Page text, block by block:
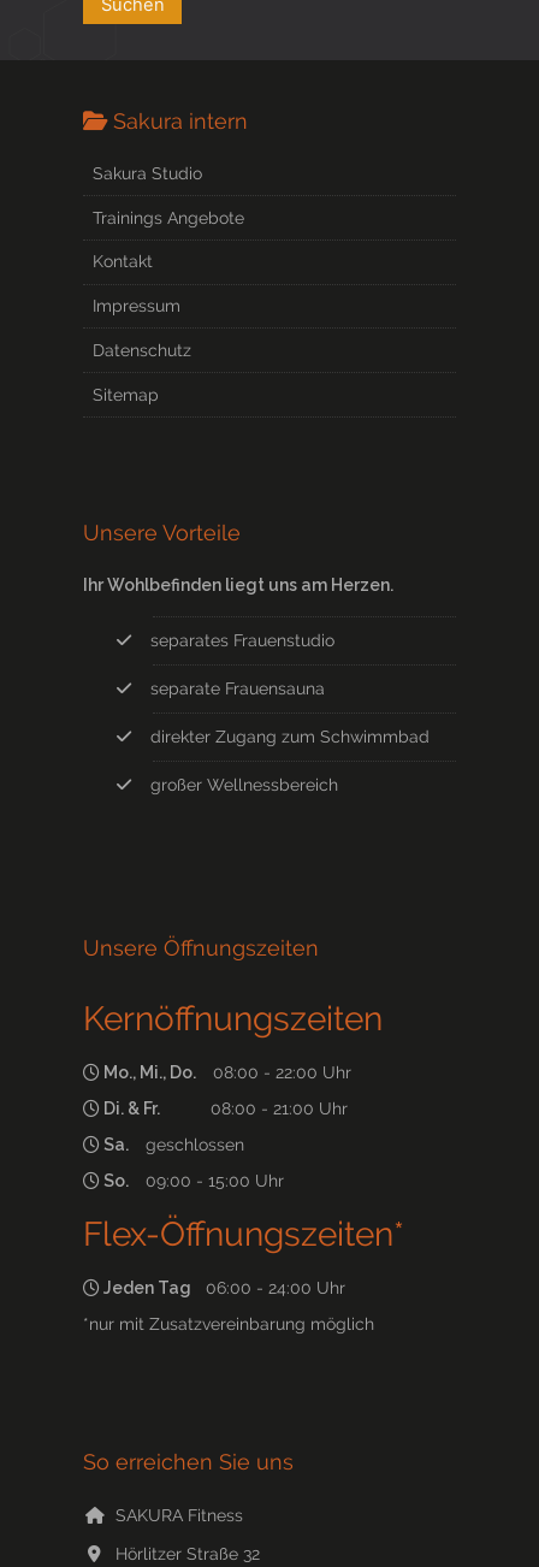
Sakura intern
Sakura Studio
Trainings Angebote
Kontakt
Impressum
Datenschutz
Sitemap
Unsere Vorteile
Ihr Wohlbefinden liegt uns am Herzen.
separates Frauenstudio
separate Frauensauna
direkter Zugang zum Schwimmbad
großer Wellnessbereich
Unsere Öffnungszeiten
Kernöffnungszeiten
Mo., Mi., Do.
08:00 - 22:00 Uhr
Di. & Fr.
08:00 - 21:00 Uhr
Sa.
geschlossen
So.
09:00 - 15:00 Uhr
Flex-Öffnungszeiten*
Jeden Tag 06:00 - 24:00 Uhr
*nur mit Zusatzvereinbarung möglich
So erreichen Sie uns
SAKURA Fitness
Hörlitzer Straße 32